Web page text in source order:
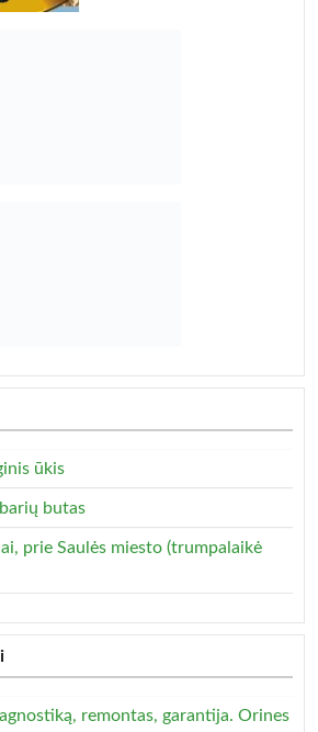
ūkis
butas
prie Saulės miesto (trumpalaikė
remontas, garantija. Orines